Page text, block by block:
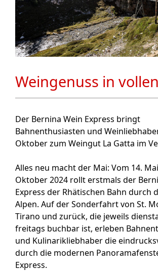
Weingenuss in
Der Bernina Wein Express bringt
Bahnenthusiasten und
Oktober zum Weingut La Gatta im
Alles neu macht der Mai: Vom 14.
Oktober 2024 rollt erstmals der
Express der Rhätischen Bahn durch
Alpen. Auf der Sonderfahrt von St.
Tirano und zurück, die jeweils
freitags buchbar ist, erleben
und Kulinarikliebhaber die
durch die modernen
Express.